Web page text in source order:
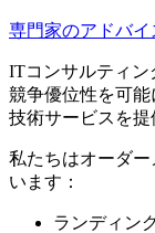
専門家のアドバイ
ITコンサルティン
競争優位性を可
技術サービスを提
私たちはオーダ
います：
ランディン